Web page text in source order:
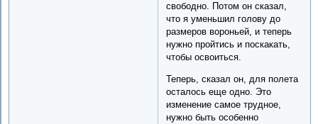
свободно. Потом он сказал,
что я уменьшил голову до
размеров вороньей, и теперь
нужно пройтись и поскакать,
чтобы освоиться.
Теперь, сказал он, для полета
осталось еще одно. Это
изменение самое трудное,
нужно быть особенно